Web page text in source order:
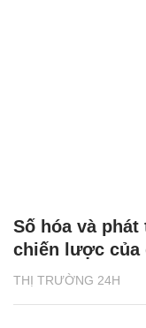
THỊ TRƯỜNG 24H
Số hóa và
chiến lược của